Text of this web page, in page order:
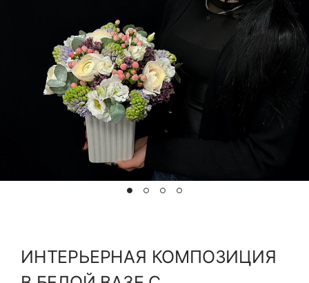
ИНТЕРЬЕРНАЯ КОМПОЗИЦИЯ
БЫСТРАЯ ПОКУПКА
Я принимаю Политику конфиденциальности и
Правила использования сайта ФЛАВЭЛЬ. Мы не
продаем ваши данные и храним их в безопасности